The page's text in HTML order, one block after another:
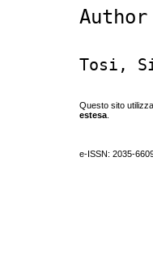
Tosi,
Questo sito
estesa
e-ISSN: 2035-